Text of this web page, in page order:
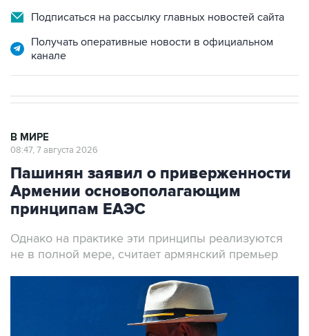
Подписаться на рассылку главных новостей сайта
Получать оперативные новости в официальном
канале
В МИРЕ
08:47, 7 августа 2026
Пашинян заявил о приверженности
Армении основополагающим
принципам ЕАЭС
Однако на практике эти принципы реализуются
не в полной мере, считает армянский премьер